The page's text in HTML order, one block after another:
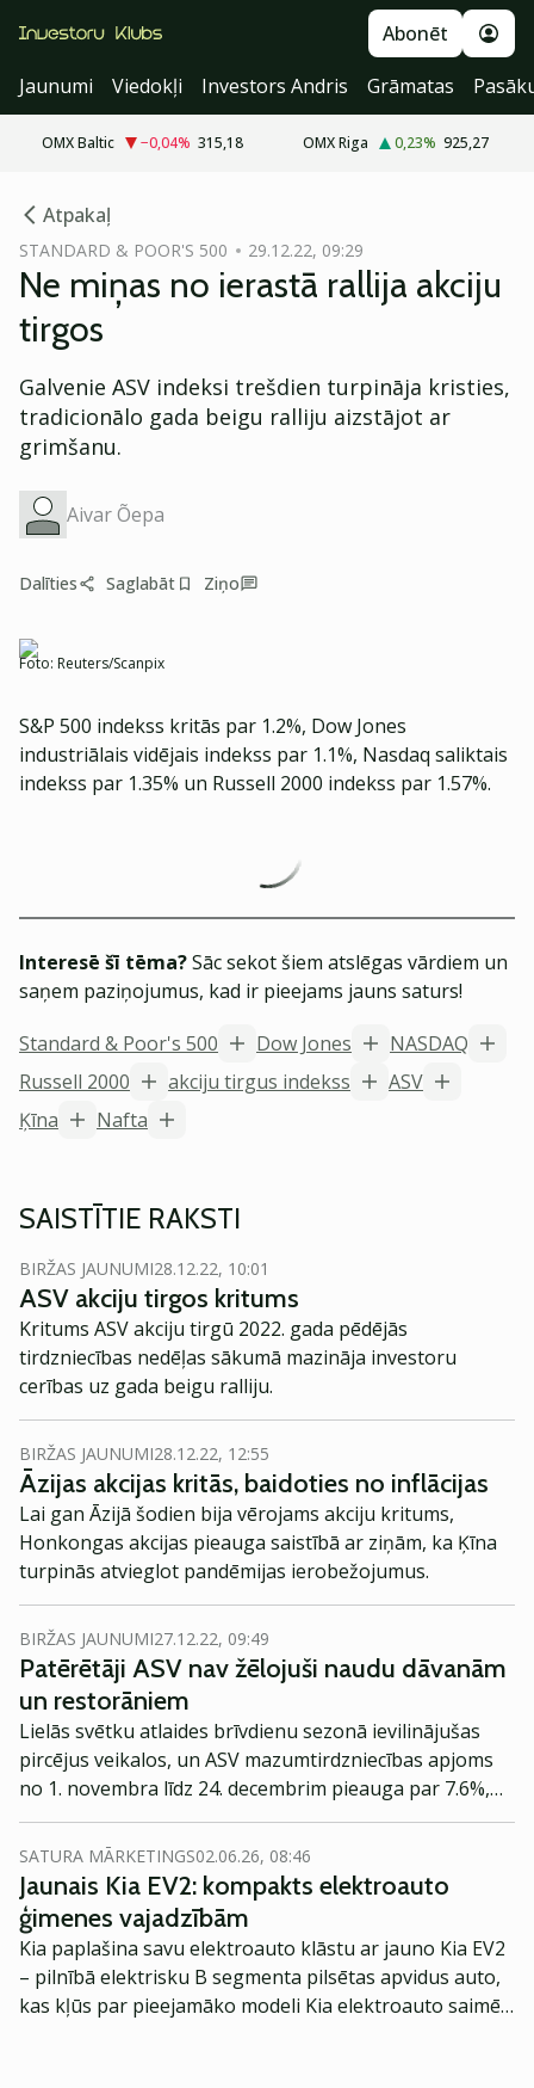
Abonēt
Jaunumi
Viedokļi Investors Andris Grāmatas
OMX Baltic −0,04% 315,18 OMX Riga 0,23% 925,27
Atpakaļ
STANDARD & POOR'S 500 29.12.22, 09:29
Ne miņas no ierastā rallija akciju
tirgos
Galvenie ASV indeksi trešdien turpināja kristies,
tradicionālo gada beigu ralliju aizstājot ar
grimšanu.
Aivar Õepa
Dalīties Saglabāt Ziņo
Foto: Reuters/Scanpix
S&P 500 indekss kritās par 1.2%, Dow Jones
industriālais vidējais indekss par 1.1%, Nasdaq saliktais
indekss par 1.35% un Russell 2000 indekss par 1.57%.
Interesē šī tēma?Sāc sekot šiem atslēgas vārdiem un
saņem paziņojumus, kad ir pieejams jauns saturs!
Standard & Poor's 500
Dow Jones
NASDAQ
Russell 2000
akciju tirgus indekss
ASV
Ķīna
Nafta
SAISTĪTIE RAKSTI
BIRŽAS JAUNUMI28.12.22, 10:01
ASV akciju tirgos kritums
Kritums ASV akciju tirgū 2022. gada pēdējās
tirdzniecības nedēļas sākumā mazināja investoru
cerības uz gada beigu ralliju.
BIRŽAS JAUNUMI28.12.22, 12:55
Āzijas akcijas kritās, baidoties no inflācijas
Lai gan Āzijā šodien bija vērojams akciju kritums,
Honkongas akcijas pieauga saistībā ar ziņām, ka Ķīna
turpinās atvieglot pandēmijas ierobežojumus.
BIRŽAS JAUNUMI27.12.22, 09:49
Patērētāji ASV nav žēlojuši naudu dāvanām
un restorāniem
Lielās svētku atlaides brīvdienu sezonā ievilinājušas
pircējus veikalos, un ASV mazumtirdzniecības apjoms
no 1. novembra līdz 24. decembrim pieauga par 7.6%,
liecina Mastercard dati.
SATURA MĀRKETINGS02.06.26, 08:46
Jaunais Kia EV2: kompakts elektroauto
ģimenes vajadzībām
Kia paplašina savu elektroauto klāstu ar jauno Kia EV2
– pilnībā elektrisku B segmenta pilsētas apvidus auto,
kas kļūs par pieejamāko modeli Kia elektroauto saimē